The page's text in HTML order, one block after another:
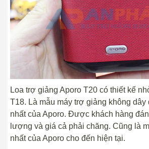
Loa trợ giảng Aporo T20 có thiết kế
T18. Là mẫu máy trợ giảng không
nhất của Aporo. Được khách hàng
lượng và giá cả phải chăng. Cũng là
nhất của Aporo cho đến hiện tại.